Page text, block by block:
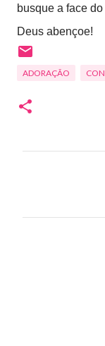
busque a face
Deus abençoe!
ADORAÇÃO